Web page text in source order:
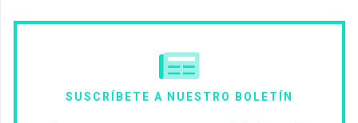
SUSCRÍBETE A NUESTRO BOLETÍN